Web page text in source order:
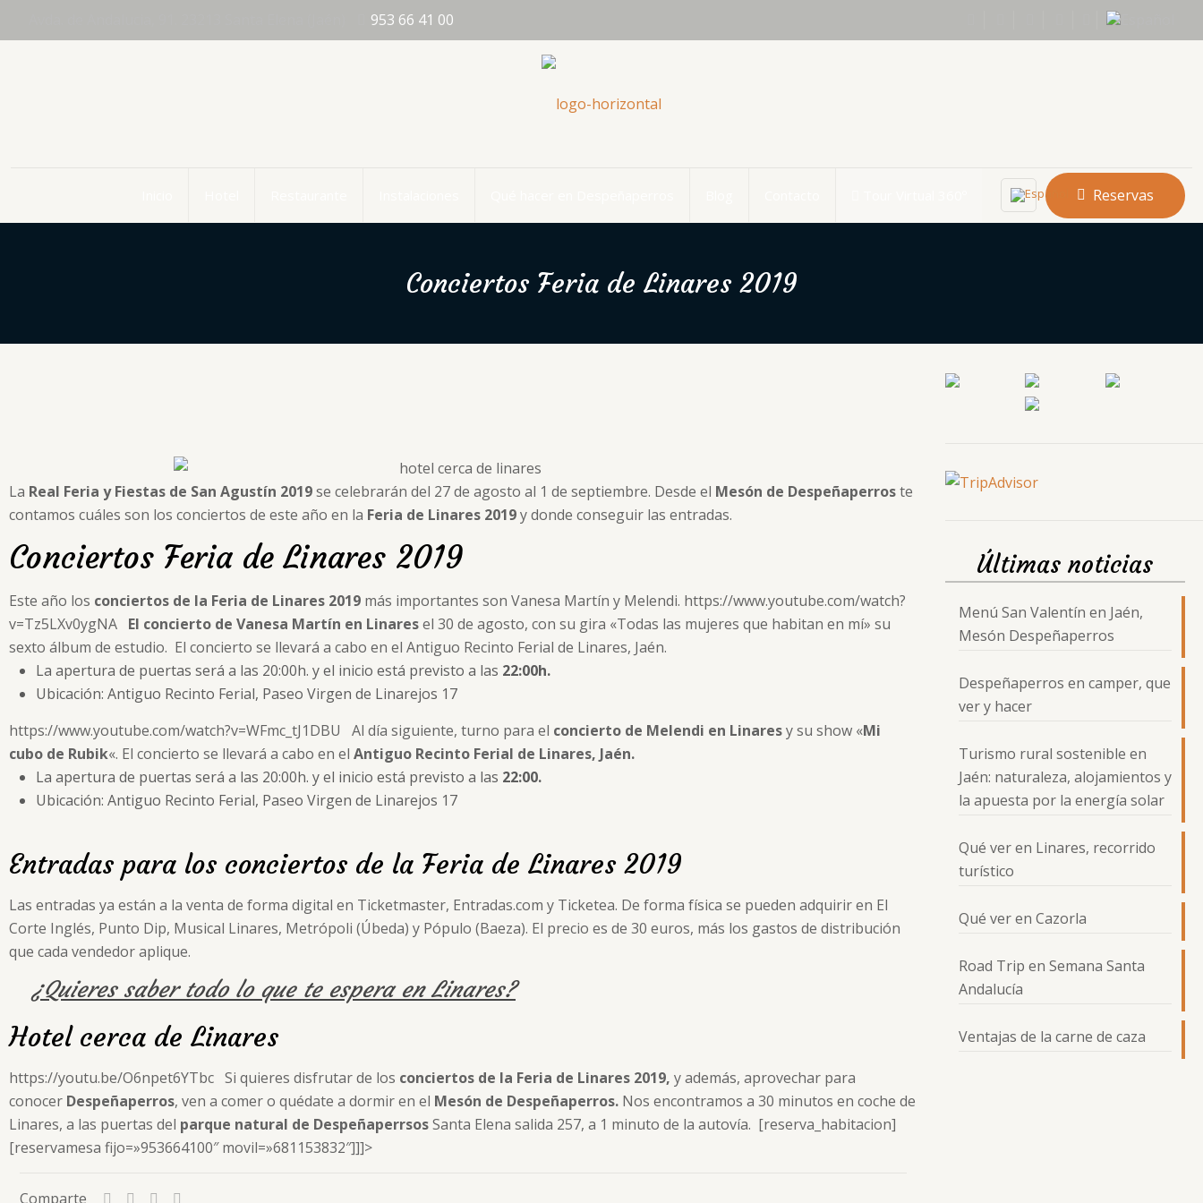
953 66 41 00
Reservas
Conciertos Feria de Linares 2019
La Real Feria y Fiestas de San Agustín 2019se celebrarán del 27 de agosto al 1 de septiembre. Desde el Mesón de Despeñaperroste
contamos cuáles son los conciertos de este año en la Feria de Linares 2019y donde conseguir las entradas.
Conciertos Feria de Linares 2019
Este año los conciertos de la Feria de Linares 2019 más importantes son Vanesa Martín y Melendi. https://www.youtube.com/watch?
v=Tz5LXv0ygNA El concierto de Vanesa Martín en Linaresel 30 de agosto, con su gira «Todas las mujeres que habitan en mí» su
sexto álbum de estudio. El concierto se llevará a cabo en el Antiguo Recinto Ferial de Linares, Jaén.
La apertura de puertas será a las 20:00h. y el inicio está previsto a las 22:00h.
Ubicación: Antiguo Recinto Ferial, Paseo Virgen de Linarejos 17
https://www.youtube.com/watch?v=WFmc_tJ1DBU Al día siguiente, turno para el concierto de Melendi en Linaresy su show «Mi
cubo de Rubik«. El concierto se llevará a cabo en el Antiguo Recinto Ferial de Linares, Jaén.
La apertura de puertas será a las 20:00h. y el inicio está previsto a las 22:00.
Ubicación: Antiguo Recinto Ferial, Paseo Virgen de Linarejos 17
Entradas para los conciertos de la Feria de Linares 2019
Las entradas ya están a la venta de forma digital en Ticketmaster, Entradas.com y Ticketea. De forma física se pueden adquirir en El
Corte Inglés, Punto Dip, Musical Linares, Metrópoli (Úbeda) y Pópulo (Baeza). El precio es de 30 euros, más los gastos de distribución
que cada vendedor aplique.
¿Quieres saber todo lo que te espera en Linares?
Hotel cerca de Linares
https://youtu.be/O6npet6YTbc Si quieres disfrutar de los conciertos de la Feria de Linares 2019, y además, aprovechar para
conocer Despeñaperros, ven a comer o quédate a dormir en el Mesón de Despeñaperros. Nos encontramos a 30 minutos en coche de
Linares, a las puertas del parque natural de DespeñaperrsosSanta Elena salida 257, a 1 minuto de la autovía. [reserva_habitacion]
[reservamesa fijo=»953664100″ movil=»681153832″]]]>
Comparte
Últimas noticias
Menú San Valentín en Jaén,
Mesón Despeñaperros
Despeñaperros en camper, que
ver y hacer
Turismo rural sostenible en
Jaén: naturaleza, alojamientos y
la apuesta por la energía solar
Qué ver en Linares, recorrido
turístico
Qué ver en Cazorla
Road Trip en Semana Santa
Andalucía
Ventajas de la carne de caza